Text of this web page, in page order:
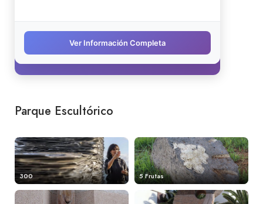
Parque Escultórico
300 5 Frutas